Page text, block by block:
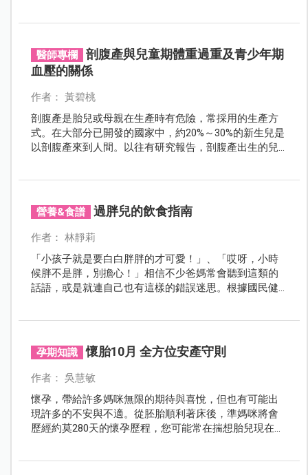
醫師專欄
剖腹產與兒童期體重過重及青少年期
血壓的關係
作者： 黃碧桃
剖腹產是胎兒或母親在生產時有危險，常採用的生產方
式。在大部分已開發的國家中，約20%～30%的新生兒是
以剖腹產來到人間。以往有研究報告，剖腹產出生的兒
誌（J Pediatr 2016;179:111-7），荷蘭烏特勒大學的凱撒
健康科學中心，普爾曼碩士等報告他們研究1996年至
1997年間，出生的2,641位兒童，在4、8、12及16歲時測
方式的關係。
營養&食譜 過胖兒的飲食指南
作者： 林靜莉
「小孩子就是要白白胖胖的才可愛！」、「哎呀，小時
候胖不是胖，別擔心！」相信不少爸媽常會聽到這類的
話語，或是就連自己也有這樣的錯誤迷思。根據國民健
重，建立正確飲食習慣，才能避免養出過胖兒。
孕期知識 懷胎10月 全方位安產守則
作者： 吳慧敏
懷孕，帶給許多媽咪無限的期待與喜悅，但也有可能出
現許多的不安與不適。從胚胎順利著床後，準媽咪將會
歷經約莫280天的懷孕歷程，您可能常在揣想胎兒現在在